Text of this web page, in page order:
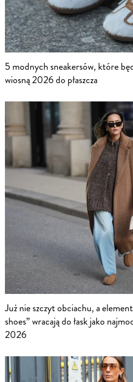
5 modnych sneakersów, które
wiosną 2026 do płaszcza
Już nie szczyt obciachu, a
shoes” wracają do łask jako
2026